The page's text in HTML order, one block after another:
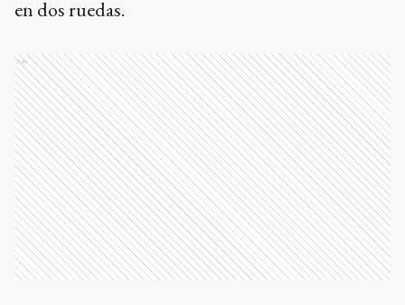
en dos ruedas.
Ads